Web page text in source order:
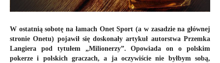
W ostatnią sobotę na łamach Onet Sport (a w zasadzie na głównej
stronie Onetu) pojawił się doskonały artykuł autorstwa Przemka
Langiera pod tytułem „Milionerzy”. Opowiada on o polskim
pokerze i polskich graczach, a ja oczywiście nie byłbym sobą,